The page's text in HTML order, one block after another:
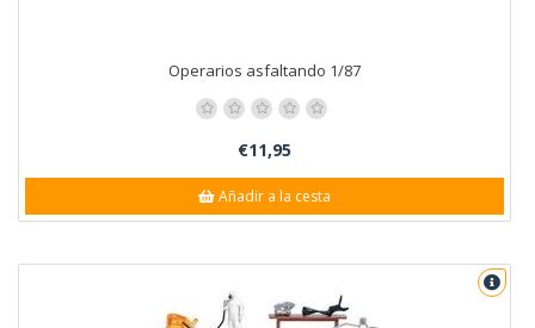
Operarios asfaltando 1/87
€11,95
Añadir a la cesta